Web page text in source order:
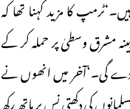
کا مزید کہنا تھا کہ
مشرق وسطیٰ پر حملہ کر کے
دے گی۔‘آخر میں انھوں نے
کی دکھتی نس پر ہاتھ رکھ